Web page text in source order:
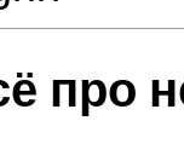
про